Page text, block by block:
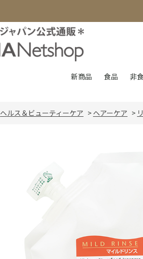
新商品 食品 非
ヘルス＆ビューティーケア > ヘアーケア >